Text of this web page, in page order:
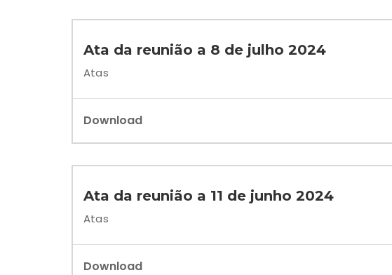
Ata da reunião a 8 de julho 2024
Atas
Download
Ata da reunião a 11 de junho 2024
Atas
Download